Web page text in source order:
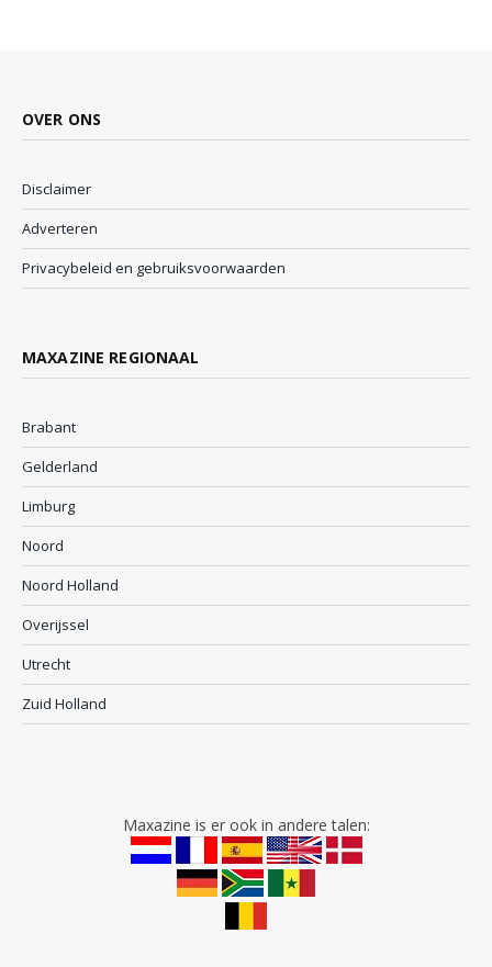
OVER ONS
Disclaimer
Adverteren
Privacybeleid en gebruiksvoorwaarden
MAXAZINE REGIONAAL
Brabant
Gelderland
Limburg
Noord
Noord Holland
Overijssel
Utrecht
Zuid Holland
Maxazine is er ook in andere talen: